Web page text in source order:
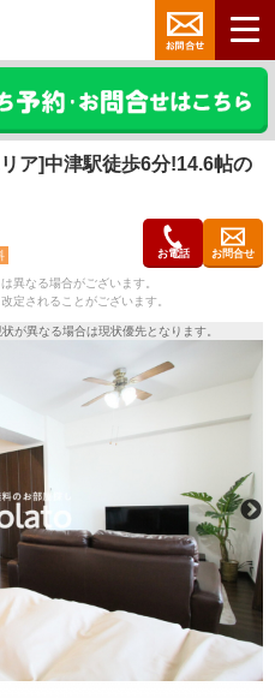
ア]中津駅徒歩6分!14.6帖の
お電話 お問合せ
異なる場合がございます。
定されることがございます。
異なる場合は現状優先となります。